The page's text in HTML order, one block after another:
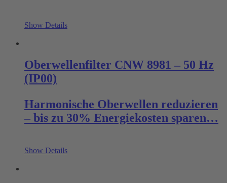
Show Details
Oberwellenfilter CNW 8981 – 50 Hz
(IP00)
Harmonische Oberwellen reduzieren
– bis zu 30% Energiekosten sparen…
Show Details